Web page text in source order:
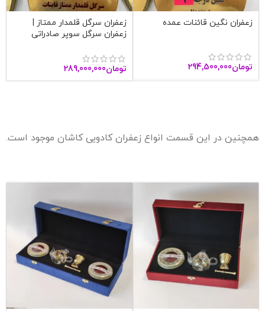
زعفران نگین قائنات عمده
تومان294,500,000
زعفران سرگل قلمدار ممتاز |
زعفران سرگل سوپر صادراتی
تومان289,000,000
همچنین در این قسمت انواع زعفران کادویی کاشان موجود است.